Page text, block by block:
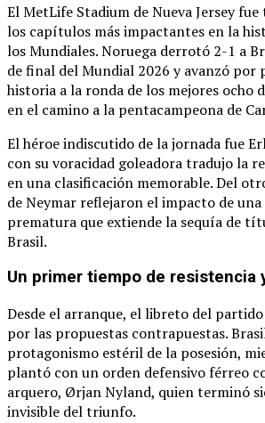
El MetLife Stadium de Nueva Jersey
los capítulos más impactantes en la
los Mundiales.Noruega derrotó 2-1 a
de final del Mundial 2026 y avanzó por
historia a la ronda de los mejores ocho
en el camino a la pentacampeona de
El héroe indiscutido de la jornada fue
con su voracidad goleadora tradujo la
en una clasificación memorable.Del
de Neymar reflejaron el impacto de
prematura que extiende la sequía de
Brasil.
Un primer tiempo de resistencia
Desde el arranque, el libreto del
por las propuestas contrapuestas.
protagonismo estéril de la posesión,
plantó con un orden defensivo férreo
arquero, Ørjan Nyland, quien terminó
invisible del triunfo.